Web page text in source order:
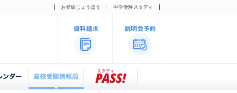
お受験じょうほう 中学受験スタディ